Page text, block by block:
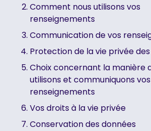
Comment nous utilisons vos
renseignements
Communication de vos
Protection de la vie privée
Choix concernant la manière
utilisons et communiquons vos
renseignements
Vos droits à la vie privée
Conservation des données